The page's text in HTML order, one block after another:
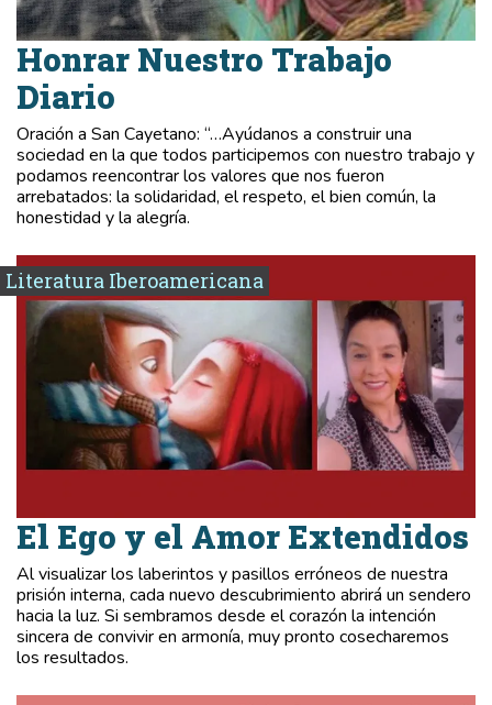
Honrar Nuestro Trabajo
Diario
Oración a San Cayetano: “…Ayúdanos a construir una
sociedad en la que todos participemos con nuestro trabajo y
podamos reencontrar los valores que nos fueron
arrebatados: la solidaridad, el respeto, el bien común, la
honestidad y la alegría.
Literatura Iberoamericana
El Ego y el Amor Extendidos
Al visualizar los laberintos y pasillos erróneos de nuestra
prisión interna, cada nuevo descubrimiento abrirá un sendero
hacia la luz. Si sembramos desde el corazón la intención
sincera de convivir en armonía, muy pronto cosecharemos
los resultados.